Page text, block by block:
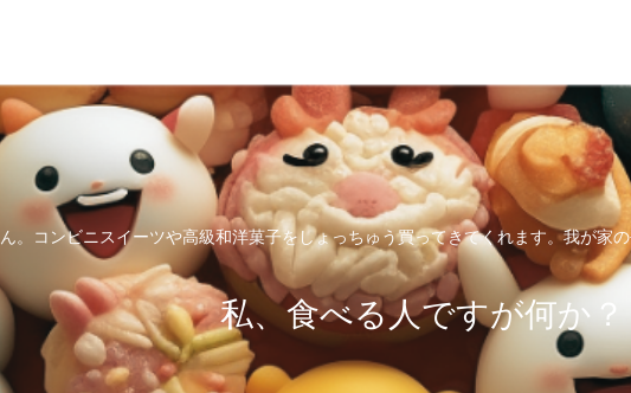
。コンビニスイーツや高級和洋菓子をしょっちゅう買ってきてくれます。我が家
私、食べる人ですが何か？